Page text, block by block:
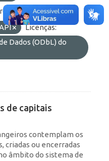
Licenças:
Dados (ODbL) do
de capitais
contemplam os
criadas ou encerradas
âmbito do sistema de